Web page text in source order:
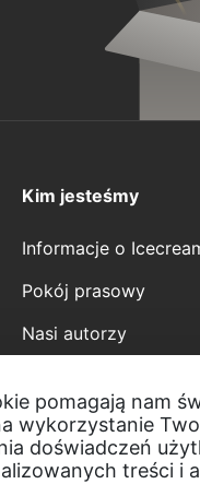
pomagają nam
wykorzystanie
doświadczeń
treści i
Kim jesteśmy
Informacje o
Pokój prasowy
Nasi autorzy